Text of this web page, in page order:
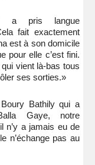
a pris langue
fait exactement
est à son domicile
pour elle c’est fini.
vient là-bas tous
ses sorties.»
Bathily qui a
Gaye, notre
n’y a jamais eu de
n’échange pas au